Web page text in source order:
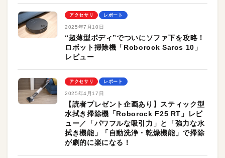
アクセサリ レポート
2025年7月10日
“超薄型ボディ”でついにソファ下を攻略！
ロボット掃除機「Roborock Saros 10」
レビュー
アクセサリ レポート
2025年4月17日
【読者プレゼント企画あり】スティック型
水拭き掃除機「Roborock F25 RT」レビ
ュー／「パワフルな吸引力」と「強力な水
拭き機能」「自動洗浄・乾燥機能」で掃除
が劇的に楽になる！